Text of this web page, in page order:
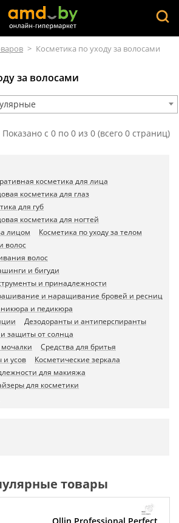
> Косметика по уходу за волосами
за волосами
Показано с 0 по 0 из 0 (всего 0 страниц)
косметика для лица
косметика для глаз
для губ
косметика для ногтей
лицом
Косметика по уходу за телом
волос
волос
и бигуди
и принадлежности
и наращивание бровей и ресниц
и педикюра
Дезодоранты и антиперспиранты
и защиты от солнца
Средства для бритья
и усов
Косметические зеркала
для макияжа
для косметики
товары